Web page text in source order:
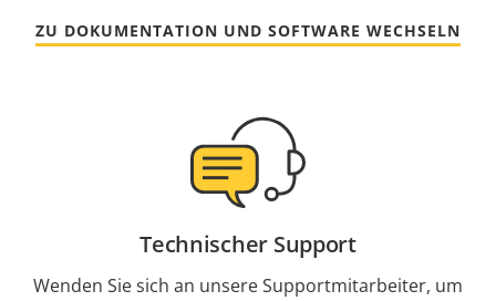
ZU DOKUMENTATION UND SOFTWARE WECHSELN
Technischer Support
Wenden Sie sich an unsere Supportmitarbeiter, um